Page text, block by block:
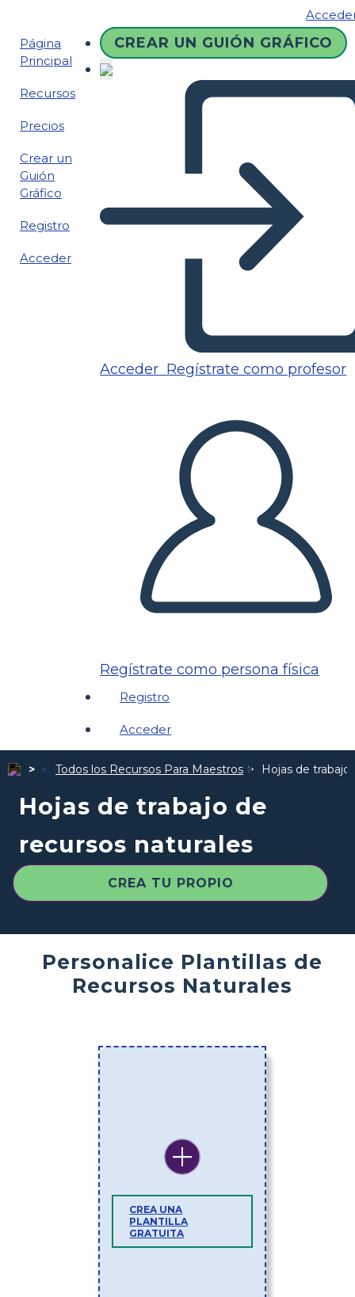
Página
Principal
Recursos
Precios
Crear un
Guión
Gráfico
Registro
Acceder
CREAR UN GUIÓN GRÁFICO
Acceder Regístrate como profesor
Regístrate como persona física
Registro
Acceder
Todos los Recursos Para Maestros Hojas de
Hojas de trabajo de
recursos naturales
CREA TU PROPIO
Personalice Plantillas de
Recursos Naturales
CREA UNA
PLANTILLA
GRATUITA